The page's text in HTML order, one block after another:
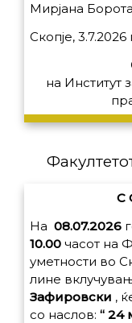
Мирјана
Скопје,
на Институт
С
На 08.07.2026
10.00 часот на
уметности во
лине
Зафировски ,
со наслов: “ 24